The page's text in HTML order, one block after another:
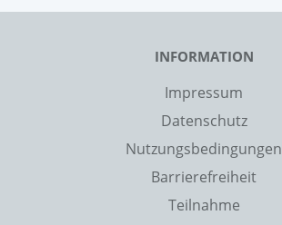
INFORMATION
Impressum
Datenschutz
Nutzungsbedingungen
Barrierefreiheit
Teilnahme